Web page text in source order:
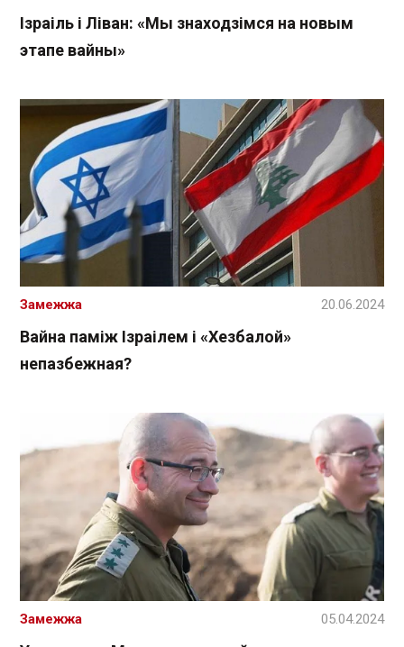
Ізраіль і Ліван: «Мы знаходзімся на новым
этапе вайны»
Вайна паміж Ізраілем і «Хезбалой»
непазбежная?
Замежжа 20.06.2024
Замежжа 05.04.2024